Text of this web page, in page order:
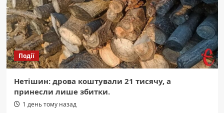
Події
Нетішин: дрова коштували 21 тисячу, а
принесли лише збитки.
1 день тому назад